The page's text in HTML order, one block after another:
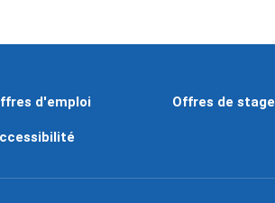
d'emploi Offres de stage